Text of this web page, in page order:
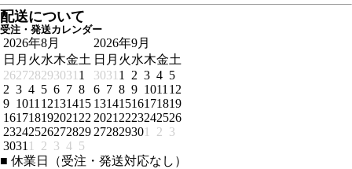
配送について
受注・発送カレンダー
2026年8月
日 月 火水木金土
2627282930311
2 3 4 5 6 7 8
9 101112131415
16171819202122
23242526272829
30311 2 3 4 5
2026年9月
日 月 火水木金土
30311 2 3 4 5
6 7 8 9 101112
13141516171819
20212223242526
272829301 2 3
■ 休業日（受注・発送対応なし）